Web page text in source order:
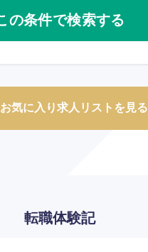
お気に入り求人リストを見る
転職体験記